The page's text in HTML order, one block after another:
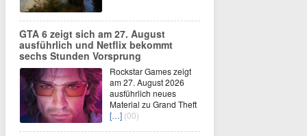
GTA 6 zeigt sich am 27. August
ausführlich und Netflix bekommt
sechs Stunden Vorsprung
Rockstar Games zeigt
am 27. August 2026
ausführlich neues
Material zu Grand Theft
[…] (00)